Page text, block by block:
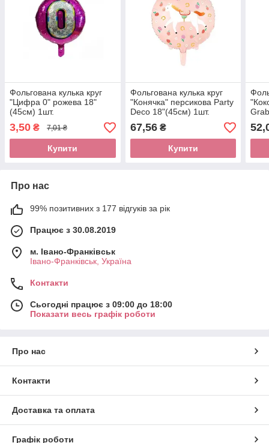
Фольгована кулька круг
"Цифра 0" рожева 18"
(45см) 1шт.
3,50 ₴ 7,01 ₴
Купити
Фольгована кулька круг
"Конячка" персикова Party
Deco 18"(45см) 1шт.
67,56₴
Купити
Про нас
99% позитивних з 177 відгуків за рік
Працює з 30.08.2019
м. Івано-Франківськ
Івано-Франківськ, Україна
Контакти
Сьогодні працює з 09:00 до 18:00
Показати весь графік роботи
Про нас
Контакти
Доставка та оплата
Графік роботи